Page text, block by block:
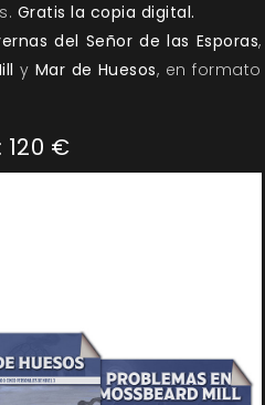
s. Gratis la copia digital.
del Señor de las Esporas,
y Mar de Huesos, en formato
120 €